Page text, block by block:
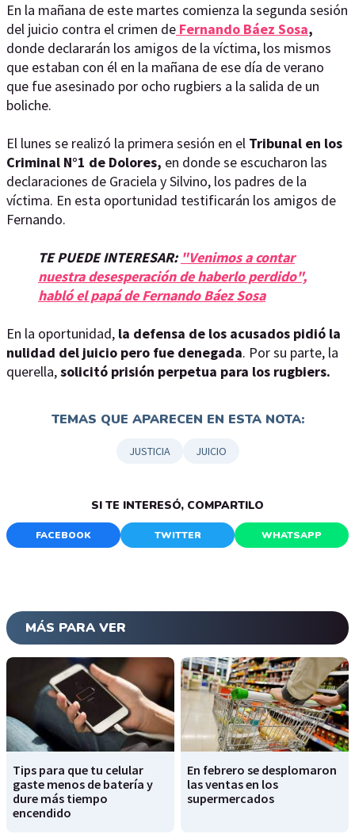
En la mañana de este martes comienza la segunda sesión
del juicio contra el crimen de Fernando Báez Sosa,
donde declararán los amigos de la víctima, los mismos
que estaban con él en la mañana de ese día de verano
que fue asesinado por ocho rugbiers a la salida de un
boliche.
El lunes se realizó la primera sesión en el Tribunal en los
Criminal N°1 de Dolores, en donde se escucharon las
declaraciones de Graciela y Silvino, los padres de la
víctima. En esta oportunidad testificarán los amigos de
Fernando.
TE PUEDE INTERESAR: "Venimos a contar
nuestra desesperación de haberlo perdido",
habló el papá de Fernando Báez Sosa
En la oportunidad, la defensa de los acusados pidió la
nulidad del juicio pero fue denegada. Por su parte, la
querella,solicitó prisión perpetua para los rugbiers.
TEMAS QUE APARECEN EN ESTA NOTA:
JUSTICIA JUICIO
SI TE INTERESÓ, COMPARTILO
FACEBOOK TWITTER WHATSAPP
MÁS PARA VER
Tips para que tu celular
gaste menos de batería y
dure más tiempo
encendido
En febrero se desplomaron
las ventas en los
supermercados